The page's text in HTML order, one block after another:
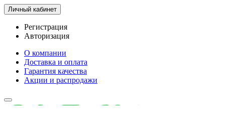
Личный кабинет
Регистрация
Авторизация
О компании
Доставка и оплата
Гарантия качества
Акции и распродажи